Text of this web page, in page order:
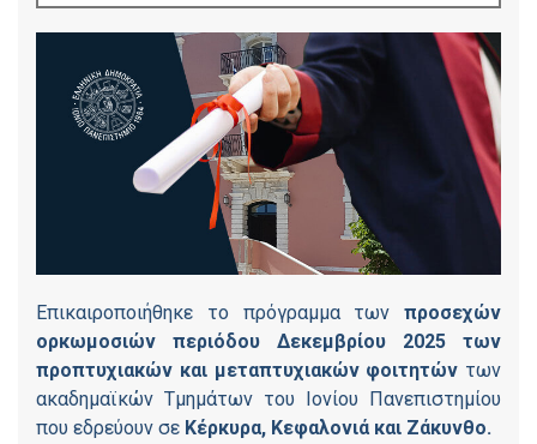
Επικαιροποιήθηκε το πρόγραμμα των προσεχών
ορκωμοσιών περιόδου Δεκεμβρίου 2025 των
προπτυχιακών και μεταπτυχιακών φοιτητών των
ακαδημαϊκών Τμημάτων του Ιονίου Πανεπιστημίου
που εδρεύουν σε Κέρκυρα, Κεφαλονιά και Ζάκυνθο.